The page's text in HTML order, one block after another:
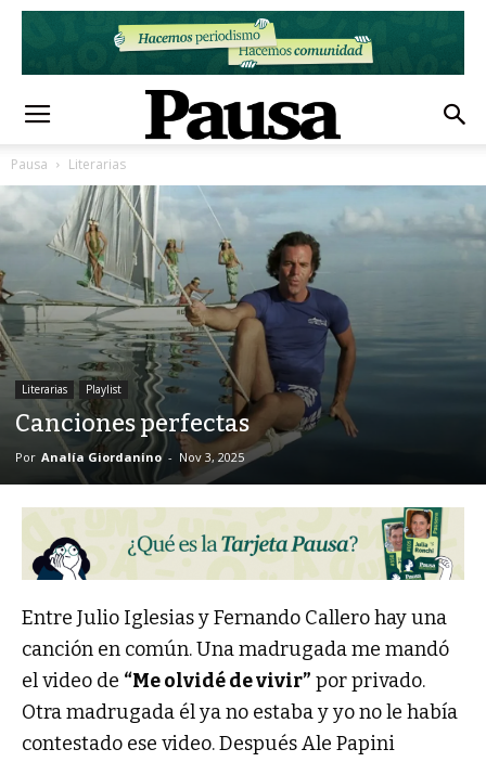
Pausa Literarias
Literarias Playlist
Canciones perfectas
Por Analía Giordanino - Nov 3, 2025
Entre Julio Iglesias y Fernando Callero hay una
canción en común. Una madrugada me mandó
el video de “Me olvidé de vivir” por privado.
Otra madrugada él ya no estaba y yo no le había
contestado ese video. Después Ale Papini